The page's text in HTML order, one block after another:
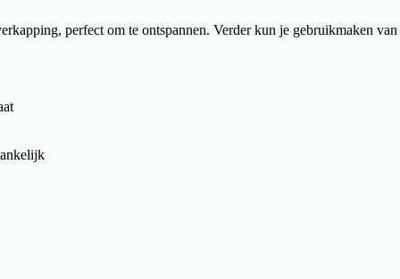
perfect om te ontspannen. Verder kun je gebruikmaken